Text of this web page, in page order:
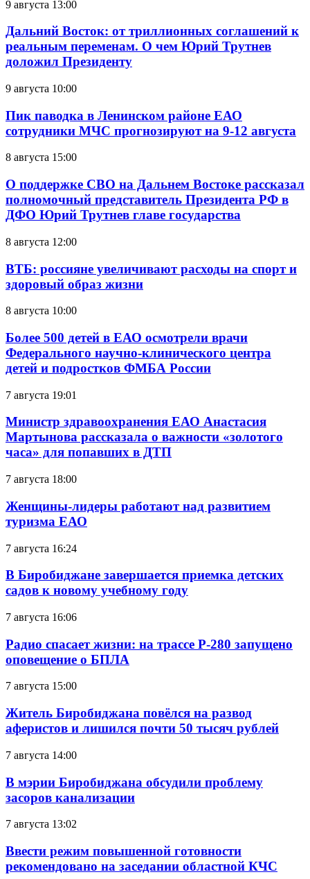
9 августа 13:00
Дальний Восток: от триллионных соглашений к
реальным переменам. О чем Юрий Трутнев
доложил Президенту
9 августа 10:00
Пик паводка в Ленинском районе ЕАО
сотрудники МЧС прогнозируют на 9-12 августа
8 августа 15:00
О поддержке СВО на Дальнем Востоке рассказал
полномочный представитель Президента РФ в
ДФО Юрий Трутнев главе государства
8 августа 12:00
ВТБ: россияне увеличивают расходы на спорт и
здоровый образ жизни
8 августа 10:00
Более 500 детей в ЕАО осмотрели врачи
Федерального научно-клинического центра
детей и подростков ФМБА России
7 августа 19:01
Министр здравоохранения ЕАО Анастасия
Мартынова рассказала о важности «золотого
часа» для попавших в ДТП
7 августа 18:00
Женщины-лидеры работают над развитием
туризма ЕАО
7 августа 16:24
В Биробиджане завершается приемка детских
садов к новому учебному году
7 августа 16:06
Радио спасает жизни: на трассе Р-280 запущено
оповещение о БПЛА
7 августа 15:00
Житель Биробиджана повёлся на развод
аферистов и лишился почти 50 тысяч рублей
7 августа 14:00
В мэрии Биробиджана обсудили проблему
засоров канализации
7 августа 13:02
Ввести режим повышенной готовности
рекомендовано на заседании областной КЧС